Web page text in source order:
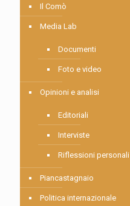
Il Comò
Media Lab
Documenti
Foto e video
Opinioni e analisi
Editoriali
Interviste
Riflessioni personali
Piancastagnaio
Politica internazionale